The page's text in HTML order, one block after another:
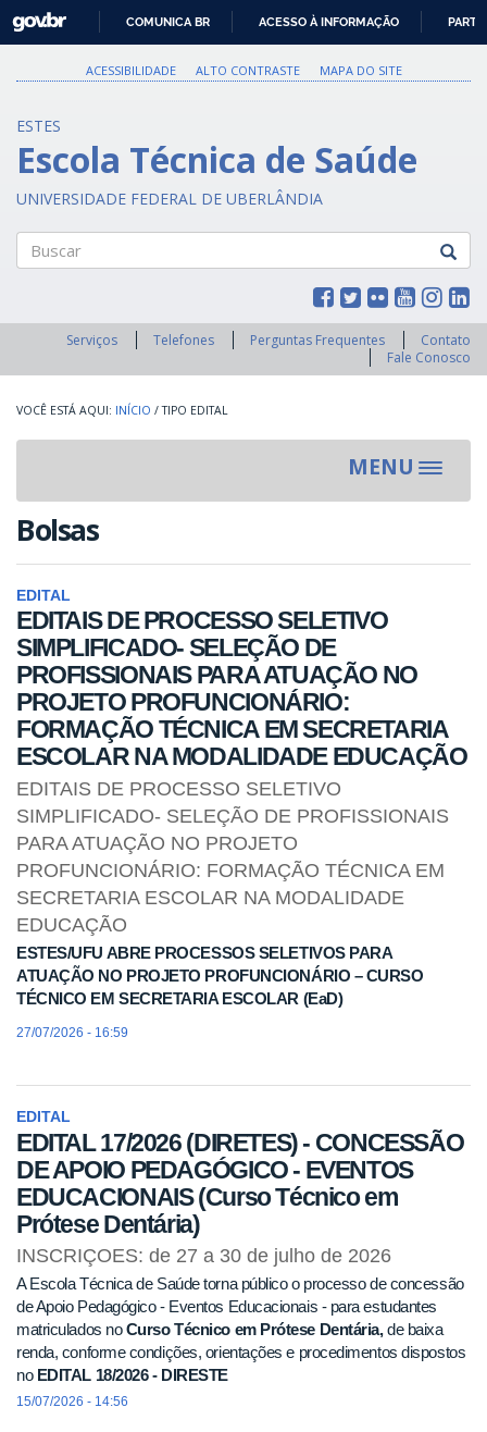
PARA
O
GOVBR
COMUNICA BR ACESSO À INFORMAÇÃO
ACESSIBILIDADE ALTO CONTRASTE MAPA DO SITE
ESTES
Escola Técnica de Saúde
UNIVERSIDADE FEDERAL DE UBERLÂNDIA
Serviços Telefones Perguntas Frequentes
Contato
Fale Conosco
INÍCIO / TIPO EDITAL
MENU
Toggle
Bolsas
EDITAL
EDITAIS DE PROCESSO SELETIVO
SIMPLIFICADO- SELEÇÃO DE
PROFISSIONAIS PARA ATUAÇÃO NO
PROJETO PROFUNCIONÁRIO:
FORMAÇÃO TÉCNICA EM SECRETARIA
ESCOLAR NA MODALIDADE EDUCAÇÃO
EDITAIS DE PROCESSO SELETIVO
SIMPLIFICADO- SELEÇÃO DE PROFISSIONAIS
PARA ATUAÇÃO NO PROJETO
PROFUNCIONÁRIO: FORMAÇÃO TÉCNICA EM
SECRETARIA ESCOLAR NA MODALIDADE
EDUCAÇÃO
ESTES/UFU ABRE PROCESSOS SELETIVOS PARA
ATUAÇÃO NO PROJETO PROFUNCIONÁRIO – CURSO
TÉCNICO EM SECRETARIA ESCOLAR (EaD)
27/07/2026 - 16:59
EDITAL
EDITAL 17/2026 (DIRETES) - CONCESSÃO
DE APOIO PEDAGÓGICO - EVENTOS
EDUCACIONAIS (Curso Técnico em
Prótese Dentária)
INSCRIÇOES: de 27 a 30 de julho de 2026
A Escola Técnica de Saúde torna público o processo de concessão
de Apoio Pedagógico - Eventos Educacionais - para estudantes
matriculados noCurso Técnico em Prótese Dentária,de baixa
renda, conforme condições, orientações e procedimentos dispostos
no EDITAL 18/2026 - DIRESTE
15/07/2026 - 14:56